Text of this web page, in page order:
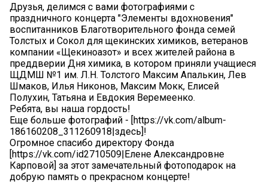
Друзья, делимся с вами фотографиями с
праздничного концерта "Элементы вдохновения"
воспитанников Благотворительного фонда семей
Толстых и Сокол для щекинских химиков, ветеранов
компании «Щекиноазот» и всех жителей района в
преддверии Дня химика, в котором приняли учащиеся
ЩДМШ №1 им. Л.Н. Толстого Максим Апалькин, Лев
Шмаков, Илья Никонов, Максим Мокк, Елисей
Полухин, Татьяна и Евдокия Веремеенко.
Ребята, вы наша гордость!
Еще больше фотографий - [https://vk.com/album-
186160208_311260918|здесь]!
Огромное спасибо директору Фонда
[https://vk.com/id2710509|Елене Александровне
Карповой] за этот замечательный фотоподарок на
добрую память о прекрасном концерте!